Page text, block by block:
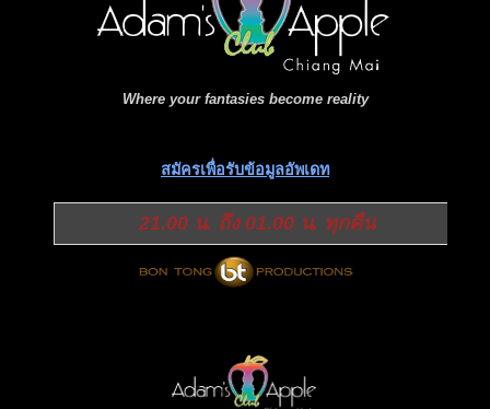
Where your fantasies become reality
สมัครเพื่อรับข้อมูลอัพเดท
21.00 น. ถึง 01.00 น. ทุกคืน